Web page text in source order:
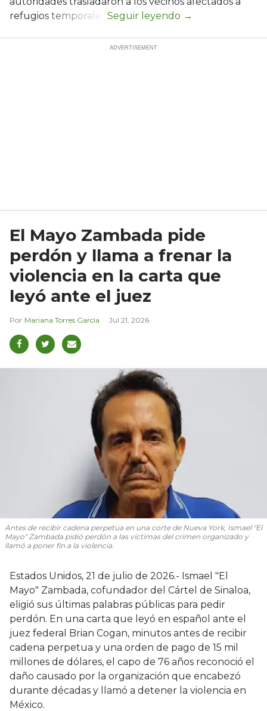
refugios temporales.
El Mayo Zambada pide
perdón y llama a frenar la
violencia en la carta que
leyó ante el juez
Mariana Torres García Jul 21, 2026
Antes de recibir cadena perpetua en una corte de Nueva York, Ismael "El
Mayo" Zambada pidió perdón a las víctimas del crimen organizado y
llamó a poner fin a la violencia.
Estados Unidos, 21 de julio de 2026.- Ismael "El
Mayo" Zambada, cofundador del Cártel de Sinaloa,
eligió sus últimas palabras públicas para pedir
perdón. En una carta que leyó en español ante el
juez federal Brian Cogan, minutos antes de recibir
cadena perpetua y una orden de pago de 15 mil
millones de dólares, el capo de 76 años reconoció el
daño causado por la organización que encabezó
durante décadas y llamó a detener la violencia en
México.